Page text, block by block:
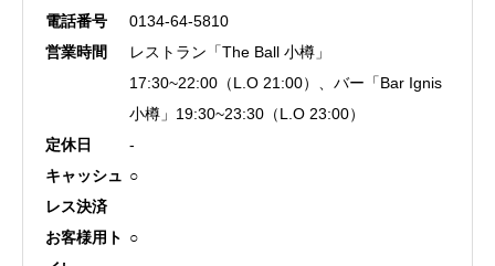
電話番号
0134-64-5810
営業時間
レストラン「The Ball 小樽」
17:30~22:00（L.O 21:00）、バー「Bar Ignis
小樽」19:30~23:30（L.O 23:00）
定休日
-
キャッシュ
レス決済
○
お客様用ト ○